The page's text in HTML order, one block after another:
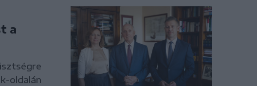
a
oldalán